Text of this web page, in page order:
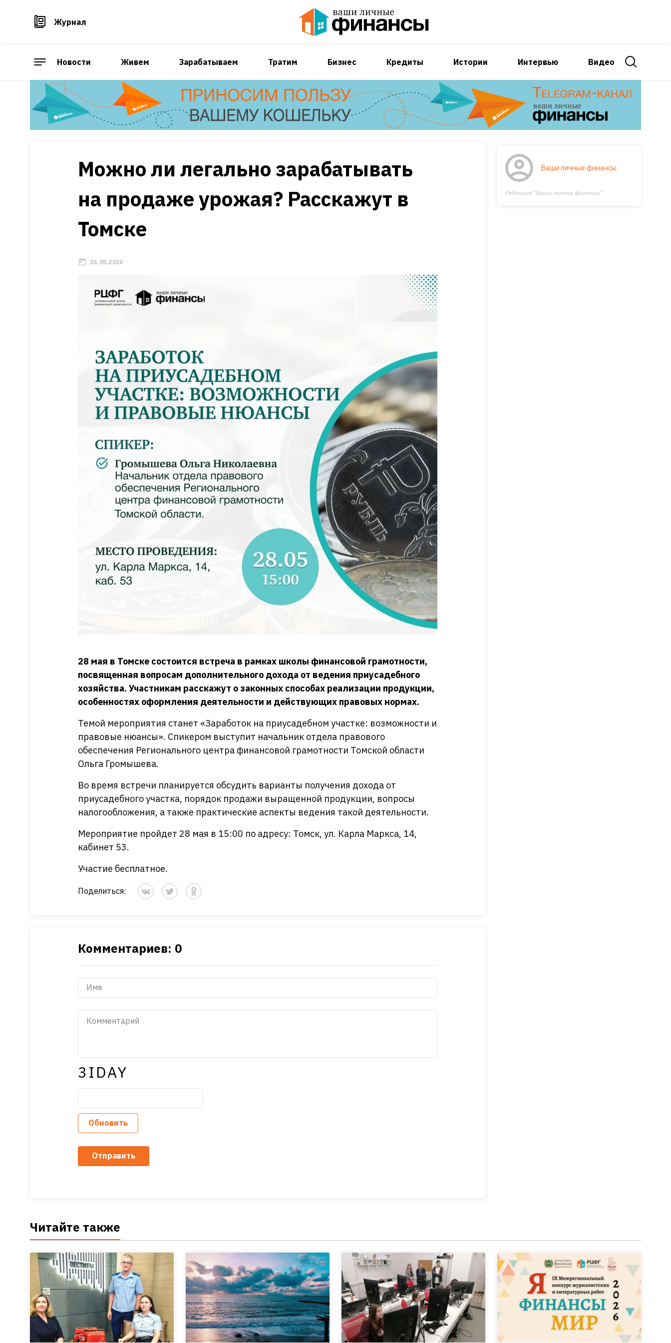
Журнал
Новости Живем Зарабатываем Тратим Бизнес Кредиты Истории Интервью Видео
Можно ли легально зарабатывать
на продаже урожая? Расскажут в
Томске
26.05.2026
Ваши личные финансы
Редакция "Ваши личные финансы"
28 мая в Томске состоится встреча в рамках школы финансовой грамотности,
посвященная вопросам дополнительного дохода от ведения приусадебного
хозяйства. Участникам расскажут о законных способах реализации продукции,
особенностях оформления деятельности и действующих правовых нормах.
Темой мероприятия станет «Заработок на приусадебном участке: возможности и
правовые нюансы». Спикером выступит начальник отдела правового
обеспечения Регионального центра финансовой грамотности Томской области
Ольга Громышева.
Во время встречи планируется обсудить варианты получения дохода от
приусадебного участка, порядок продажи выращенной продукции, вопросы
налогообложения, а также практические аспекты ведения такой деятельности.
Мероприятие пройдет 28 мая в 15:00 по адресу: Томск, ул. Карла Маркса, 14,
кабинет 53.
Участие бесплатное.
Поделиться:
Комментариев: 0
3IDAY
Обновить
Отправить
Читайте также